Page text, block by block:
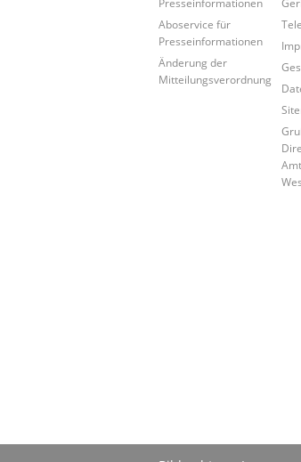
Aboservice für
Presseinformationen
Änderung der
Mitteilungsverordnung